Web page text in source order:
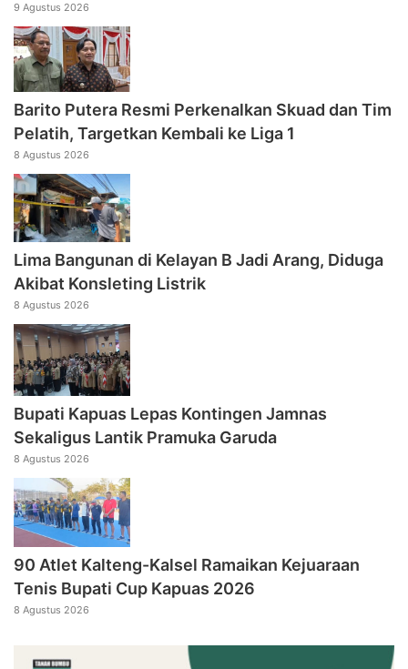
9 Agustus 2026
Barito Putera Resmi Perkenalkan Skuad dan Tim
Pelatih, Targetkan Kembali ke Liga 1
8 Agustus 2026
Lima Bangunan di Kelayan B Jadi Arang, Diduga
Akibat Konsleting Listrik
8 Agustus 2026
Bupati Kapuas Lepas Kontingen Jamnas
Sekaligus Lantik Pramuka Garuda
8 Agustus 2026
90 Atlet Kalteng-Kalsel Ramaikan Kejuaraan
Tenis Bupati Cup Kapuas 2026
8 Agustus 2026